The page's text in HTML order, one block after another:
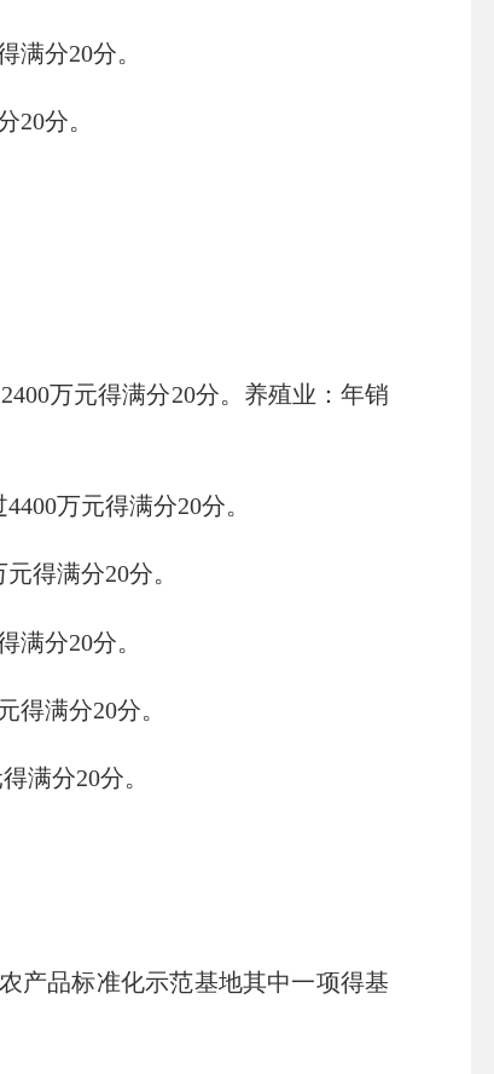
满分20分。
20分。
2400万元得满分20分。养殖业：年销
4400万元得满分20分。
元得满分20分。
满分20分。
得满分20分。
满分20分。
产品标准化示范基地其中一项得基